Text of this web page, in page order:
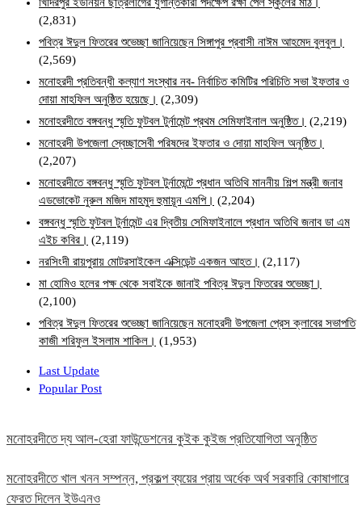
খিদিরপুর ইউনিয়ন ছাত্রলীগের যুগান্তকারী পদক্ষেপ রক্ষা পেল স্কুলের মাঠ।
(2,831)
পবিত্র ঈদুল ফিতরের শুভেচ্ছা জানিয়েছেন সিঙ্গাপুর প্রবাসী নাঈম আহমেদ বুলবুল।
(2,569)
মনোহরদী প্রতিবন্ধী কল্যাণ সংস্থার নব- নির্বাচিত কমিটির পরিচিতি সভা ইফতার ও
দোয়া মাহফিল অনুষ্ঠিত হয়েছে। (2,309)
মনোহরদীতে বঙ্গবন্ধু স্মৃতি ফুটবল টুর্নামেন্ট প্রথম সেমিফাইনাল অনুষ্ঠিত। (2,219)
মনোহরদী উপজেলা স্বেচ্ছাসেবী পরিষদের ইফতার ও দোয়া মাহফিল অনুষ্ঠিত।
(2,207)
মনোহরদীতে বঙ্গবন্ধু স্মৃতি ফুটবল টুর্নামেন্টে প্রধান অতিথি মাননীয় শিল্প মন্ত্রী জনাব
এডভোকেট নুরুল মজিদ মাহমুদ হুমায়ূন এমপি। (2,204)
বঙ্গবন্ধু স্মৃতি ফুটবল টুর্নামেন্ট এর দ্বিতীয় সেমিফাইনালে প্রধান অতিথি জনাব ডা এম
এইচ কবির। (2,119)
নরসিংদী রায়পুরায় মোটরসাইকেল এক্সিডেন্ট একজন আহত। (2,117)
মা হোমিও হলের পক্ষ থেকে সবাইকে জানাই পবিত্র ঈদুল ফিতরের শুভেচ্ছা।
(2,100)
পবিত্র ঈদুল ফিতরের শুভেচ্ছা জানিয়েছেন মনোহরদী উপজেলা প্রেস ক্লাবের সভাপতি
কাজী শরিফুল ইসলাম শাকিল। (1,953)
Last Update
Popular Post
মনোহরদীতে দ্য আল-হেরা ফাউন্ডেশনের কুইক কুইজ প্রতিযোগিতা অনুষ্ঠিত
মনোহরদীতে খাল খনন সম্পন্ন, প্রকল্প ব্যয়ের প্রায় অর্ধেক অর্থ সরকারি কোষাগারে
ফেরত দিলেন ইউএনও